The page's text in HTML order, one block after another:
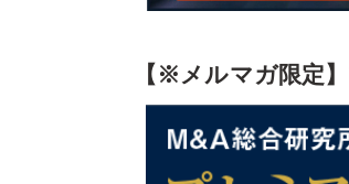
【※メルマガ限定